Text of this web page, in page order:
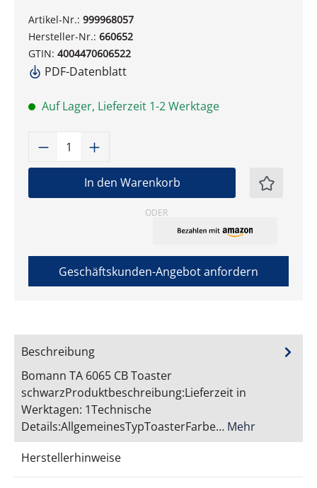
Artikel-Nr.: 999968057
Hersteller-Nr.: 660652
GTIN: 4004470606522
PDF-Datenblatt
Auf Lager, Lieferzeit 1-2 Werktage
Produkt Anzahl: Gib den
In den Warenkorb
ODER
Geschäftskunden-Angebot anfordern
Beschreibung
Bomann TA 6065 CB Toaster
schwarzProduktbeschreibung:Lieferzeit in
Werktagen: 1Technische
Details:AllgemeinesTypToasterFarbe… Mehr
Herstellerhinweise